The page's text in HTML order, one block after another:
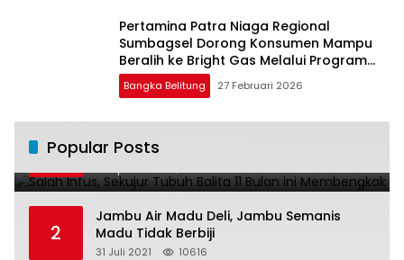
Pertamina Patra Niaga Regional
Sumbagsel Dorong Konsumen Mampu
Beralih ke Bright Gas Melalui Program
Trade In di Belitung Timur
Bangka Belitung 27 Februari 2026
Popular Posts
1
ini Membengkak
2
Jambu Air Madu Deli, Jambu Semanis
Madu Tidak Berbiji
31 Juli 2021 10616